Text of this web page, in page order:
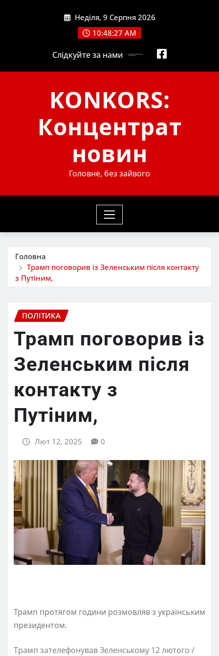
Неділя, 9 Серпня 2026
10:48:29 AM
Слідкуйте за нами
KONKORS:
Концентрат
новин
Головне, без зайвого
Головна
Трамп поговорив із Зеленським після контакту
з Путіним,
ПОЛІТИКА
Трамп поговорив із
Зеленським після
контакту з
Путіним,
Лют 12, 2025 0
Трамп протягом години розмовляв з українським
президентом.
Трамп зателефонував Зеленському 12 лютого /